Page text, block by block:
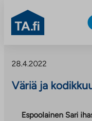
sisältöön
TA.fi
28.4.2022
Väriä ja
Espoolainen Sari